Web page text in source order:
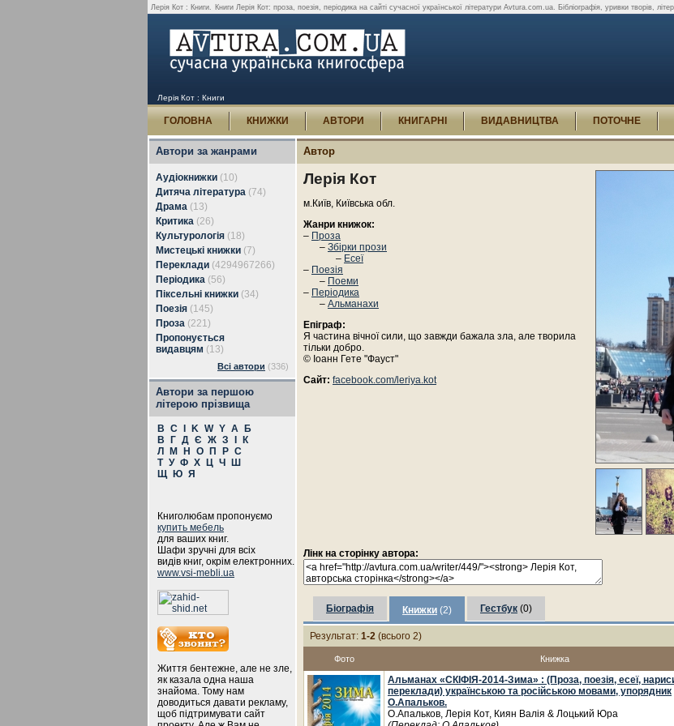
Лерія Кот : Книги. Книги Лерія Кот: проза, поезія, періодика на сайті сучасної української літератури Avtura.com.ua. Бібліографія, уривки творів,
Лерія Кот : Книги
ГОЛОВНА КНИЖКИ АВТОРИ КНИГАРНІ ВИДАВНИЦТВА ПОТОЧНЕ
Автори за жанрами
Аудіокнижки (10)
Дитяча література (74)
Драма (13)
Критика (26)
Культурологія (18)
Мистецькі книжки (7)
Переклади (4294967266)
Періодика (56)
Піксельні книжки (34)
Поезія (145)
Проза (221)
Пропонується
видавцям (13)
Всі автори (336)
Автори за першою
літерою прізвища
B C K W Y А
Б
В
Г Д Є Ж З
К
Л
М Н О П Р С
Т У Ф Х Ц Ч
Ш
Щ
Ю Я
Книголюбам пропонуємо
купить мебель
для ваших книг.
Шафи зручні для всіх
видів книг, окрім електронних.
www.vsi-mebli.ua
Життя бентежне, але не зле,
як казала одна наша
знайома. Тому нам
доводиться давати рекламу,
щоб підтримувати сайт
Автор
Лерія Кот
м.Київ, Київська обл.
Жанри книжок:
– Проза
– Збірки прози
– Есеї
– Поезія
– Поеми
– Періодика
– Альманахи
Епіграф:
Я частина вічної сили, що завжди бажала зла, але творила
тільки добро.
© Іоанн Гете "Фауст"
Сайт: facebook.com/leriya.kot
Лінк на сторінку автора:
Біографія Книжки (2) Гестбук (0)
Результат: 1-2 (всього 2)
Фото Книжка
Альманах «СКІФІЯ-2014-Зима» : (Проза, поезія, есеї,
переклади) українською та російською мовами, упорядник
О.Апальков.
О.Апальков, Лерія Кот, Киян Валія & Лоцький Юра